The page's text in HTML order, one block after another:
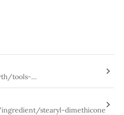
tools-
stearyl-dimethicone